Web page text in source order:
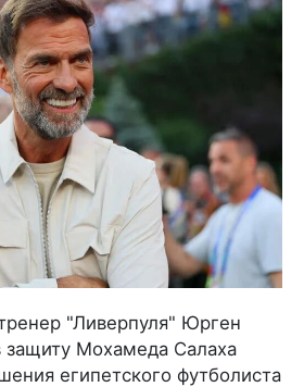
"Ливерпуля" Юрген
защиту Мохамеда Салаха
египетского футболиста